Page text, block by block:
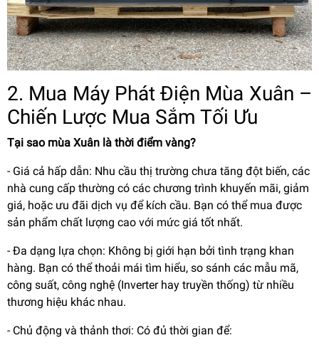
2. Mua Máy Phát Điện Mùa Xuân –
Chiến Lược Mua Sắm Tối Ưu
Tại sao mùa Xuân là thời điểm vàng?
- Giá cả hấp dẫn: Nhu cầu thị trường chưa tăng đột biến, các
nhà cung cấp thường có các chương trình khuyến mãi, giảm
giá, hoặc ưu đãi dịch vụ để kích cầu. Bạn có thể mua được
sản phẩm chất lượng cao với mức giá tốt nhất.
- Đa dạng lựa chọn: Không bị giới hạn bởi tình trạng khan
hàng. Bạn có thể thoải mái tìm hiểu, so sánh các mẫu mã,
công suất, công nghệ (Inverter hay truyền thống) từ nhiều
thương hiệu khác nhau.
- Chủ động và thảnh thơi: Có đủ thời gian để: